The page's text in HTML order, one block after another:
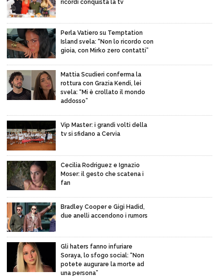
ricordi conquista la tv
Perla Vatiero su Temptation
Island svela: “Non lo ricordo con
gioia, con Mirko zero contatti”
Mattia Scudieri conferma la
rottura con Grazia Kendi, lei
svela: “Mi è crollato il mondo
addosso”
Vip Master: i grandi volti della
tv si sfidano a Cervia
Cecilia Rodriguez e Ignazio
Moser: il gesto che scatena i
fan
Bradley Cooper e Gigi Hadid,
due anelli accendono i rumors
Gli haters fanno infuriare
Soraya, lo sfogo social: “Non
potete augurare la morte ad
una persona”